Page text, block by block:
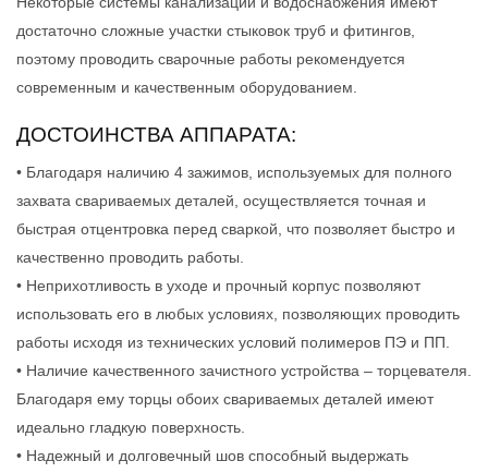
достаточно сложные участки стыковок труб и фитингов,
поэтому проводить сварочные работы рекомендуется
современным и качественным оборудованием.
ДОСТОИНСТВА АППАРАТА:
• Благодаря наличию 4 зажимов, используемых для полного
захвата свариваемых деталей, осуществляется точная и
быстрая отцентровка перед сваркой, что позволяет быстро и
качественно проводить работы.
• Неприхотливость в уходе и прочный корпус позволяют
использовать его в любых условиях, позволяющих проводить
работы исходя из технических условий полимеров ПЭ и ПП.
• Наличие качественного зачистного устройства – торцевателя.
Благодаря ему торцы обоих свариваемых деталей имеют
идеально гладкую поверхность.
• Надежный и долговечный шов способный выдержать